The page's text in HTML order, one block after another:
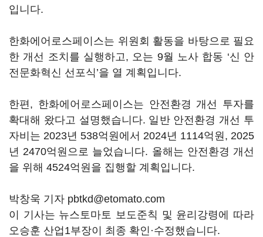
입니다.
한화에어로스페이스는 위원회 활동을 바탕으로 필요
한 개선 조치를 실행하고, 오는 9월 노사 합동 ‘신 안
전문화혁신 선포식’을 열 계획입니다.
한편, 한화에어로스페이스는 안전환경 개선 투자를
확대해 왔다고 설명했습니다. 일반 안전환경 개선 투
자비는 2023년 538억원에서 2024년 1114억원, 2025
년 2470억원으로 늘었습니다. 올해는 안전환경 개선
을 위해 4524억원을 집행할 계획입니다.
박창욱 기자 pbtkd@etomato.com
이 기사는 뉴스토마토 보도준칙 및 윤리강령에 따라
오승훈 산업1부장이 최종 확인·수정했습니다.